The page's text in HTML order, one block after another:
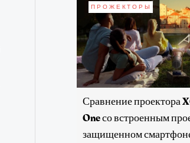
ПРОЖЕКТОРЫ
Сравнение проектора
One со встроенным
защищенном